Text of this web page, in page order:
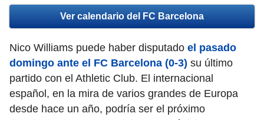
Ver calendario del FC Barcelona
Nico Williams puede haber disputado el pasado
domingo ante el FC Barcelona (0-3) su último
partido con el Athletic Club. El internacional
español, en la mira de varios grandes de Europa
desde hace un año, podría ser el próximo